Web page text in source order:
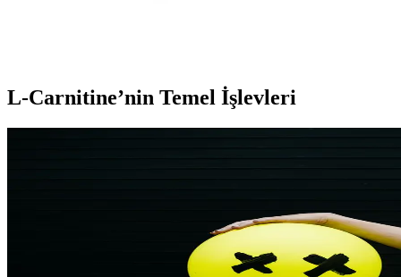
L-Carnitine’nin Temel İşlevleri